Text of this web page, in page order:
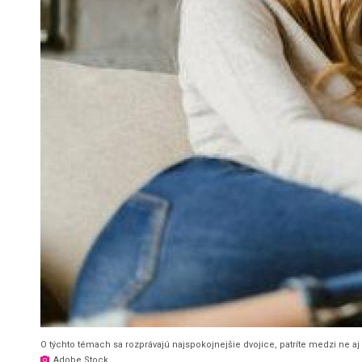
O týchto témach sa rozprávajú najspokojnejšie dvojice, patríte medzi ne aj
Adobe Stock